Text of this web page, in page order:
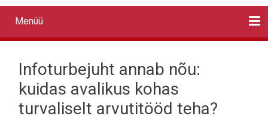
Primary
links
Menüü
Infoturbejuht annab nõu:
kuidas avalikus kohas
turvaliselt arvutitööd teha?